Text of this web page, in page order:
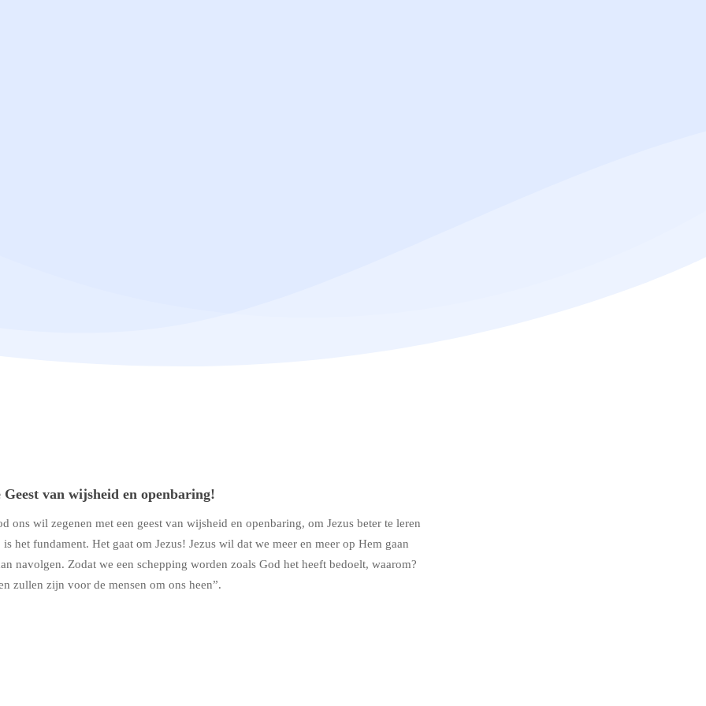
Geest van wijsheid en openbaring!
ons wil zegenen met een geest van wijsheid en openbaring, om Jezus beter te leren
het fundament. Het gaat om Jezus! Jezus wil dat we meer en meer op Hem gaan
navolgen. Zodat we een schepping worden zoals God het heeft bedoelt, waarom?
zullen zijn voor de mensen om ons heen”.